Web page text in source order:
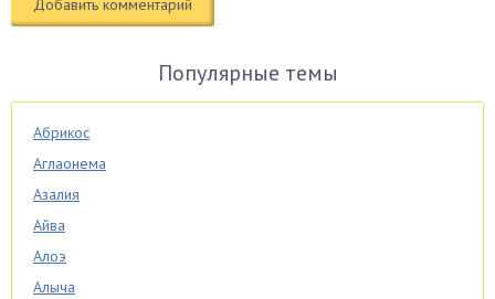
Популярные темы
Абрикос
Аглаонема
Азалия
Айва
Алоэ
Алыча